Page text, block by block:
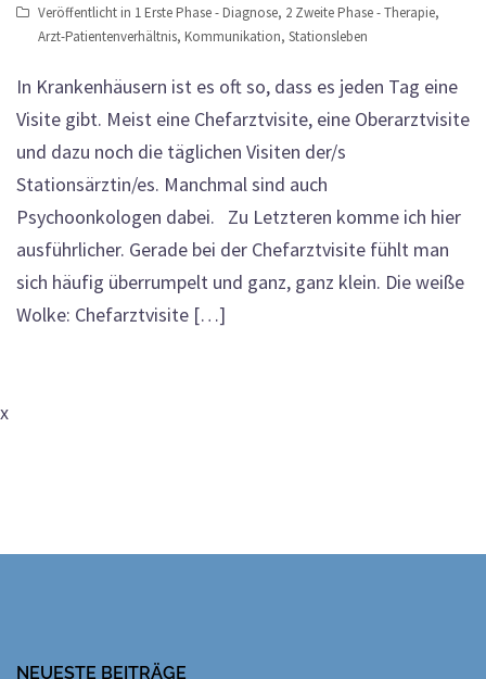
Veröffentlicht in 1 Erste Phase - Diagnose, 2 Zweite Phase - Therapie,
Arzt-Patientenverhältnis, Kommunikation, Stationsleben
In Krankenhäusern ist es oft so, dass es jeden Tag eine
Visite gibt. Meist eine Chefarztvisite, eine Oberarztvisite
und dazu noch die täglichen Visiten der/s
Stationsärztin/es. Manchmal sind auch
Psychoonkologen dabei. Zu Letzteren komme ich hier
ausführlicher. Gerade bei der Chefarztvisite fühlt man
sich häufig überrumpelt und ganz, ganz klein. Die weiße
Wolke: Chefarztvisite […]
x
NEUESTE BEITRÄGE